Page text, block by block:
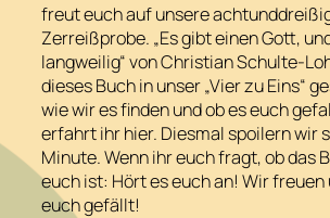
freut euch auf unsere
Zerreißprobe. „Es gibt einen Gott,
langweilig“ von Christian Schulte-
dieses Buch in unser „Vier zu Eins“
wie wir es finden und ob es euch
erfahrt ihr hier. Diesmal spoilern wir
Minute. Wenn ihr euch fragt, ob das
euch ist: Hört es euch an! Wir freuen
euch gefällt!